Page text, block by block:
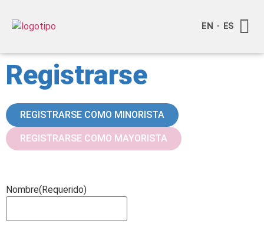
EN ES
Registrarse
REGISTRARSE COMO MINORISTA
REGISTRARSE COMO MAYORISTA
Nombre(Requerido)